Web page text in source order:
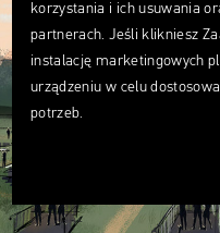
korzystania i ich usuwania
partnerach. Jeśli klikniesz
instalację marketingowych
urządzeniu w celu
potrzeb.